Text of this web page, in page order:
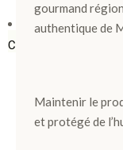
BOÎTES &
COFFRETS
Ballotins
de
gourmand
authentique de
Maintenir le
et protégé de